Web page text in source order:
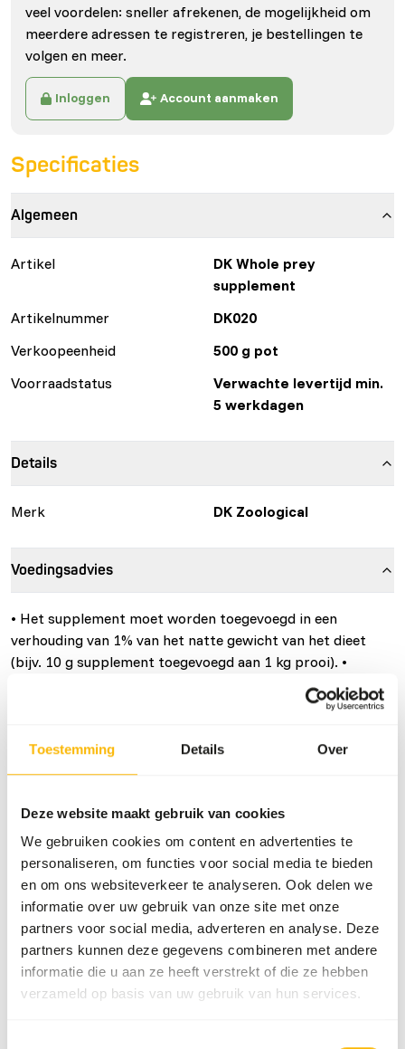
Toestemming Details Over
Deze website maakt gebruik van cookies
We gebruiken cookies om content en advertenties te
personaliseren, om functies voor social media te bieden
en om ons websiteverkeer te analyseren. Ook delen we
informatie over uw gebruik van onze site met onze
partners voor social media, adverteren en analyse. Deze
partners kunnen deze gegevens combineren met andere
informatie die u aan ze heeft verstrekt of die ze hebben
verzameld op basis van uw gebruik van hun services.
Over dit product
veel voordelen: sneller afrekenen, de mogelijkheid om
meerdere adressen te registreren, je bestellingen te
volgen en meer.
Inloggen Account aanmaken
Specificaties
Algemeen
Artikel
DK Whole prey
supplement
Artikelnummer
DK020
Verkoopeenheid
500 g pot
Voorraadstatus
Verwachte levertijd min.
5 werkdagen
Details
Merk DK Zoological
Voedingsadvies
• Het supplement moet worden toegevoegd in een
verhouding van 1% van het natte gewicht van het dieet
(bijv. 10 g supplement toegevoegd aan 1 kg prooi). •
Potten van 500 g worden geleverd met een klein schepje,
dat +/- 4 g supplement bevat. Gebruik 2,5 afgestreken
4 kg worden geleverd met een groot schepje, dat +/- 20 g
supplement bevat. Gebruik 2,5 afgestreken grote schepjes
geleverd als poeder en kan eenvoudig aan het dieet worden
toegevoegd. Om verlies te voorkomen, kunt u het
supplement in de maagstreek aanbrengen of een sneetje
maken in de oksel of liesstreek van de prooi om het
supplement toe te voegen.